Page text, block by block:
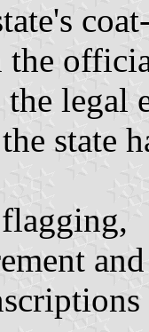
the
the legal
state